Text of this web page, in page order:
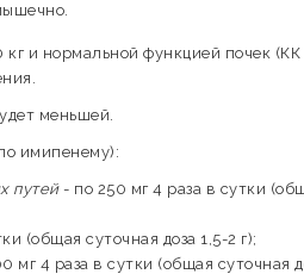
кг и нормальной функцией почек
меньшей.
имипенему):
путей- по 250 мг 4 раза в сутки
(общая суточная доза 1,5-2 г);
мг 4 раза в сутки (общая суточная